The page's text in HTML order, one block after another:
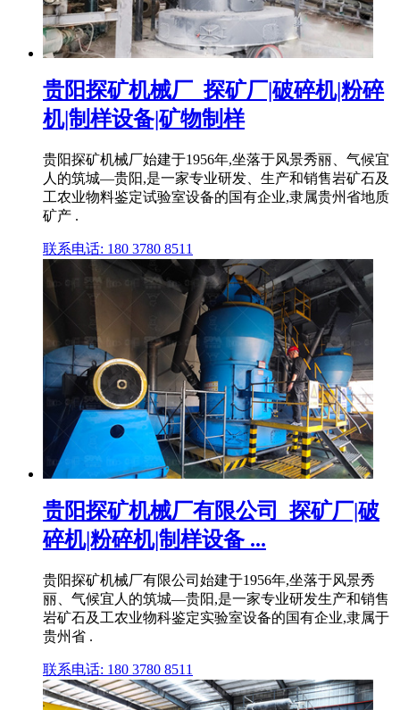
贵阳探矿机械厂_探矿厂|破碎机|粉碎
机|制样设备|矿物制样
贵阳探矿机械厂始建于1956年,坐落于风景秀丽、气候宜
人的筑城—贵阳,是一家专业研发、生产和销售岩矿石及
工农业物料鉴定试验室设备的国有企业,隶属贵州省地质
矿产 .
联系电话: 180 3780 8511
贵阳探矿机械厂有限公司_探矿厂|破
碎机|粉碎机|制样设备 ...
贵阳探矿机械厂有限公司始建于1956年,坐落于风景秀
丽、气候宜人的筑城—贵阳,是一家专业研发生产和销售
岩矿石及工农业物科鉴定实验室设备的国有企业,隶属于
贵州省 .
联系电话: 180 3780 8511